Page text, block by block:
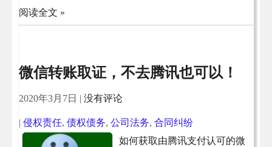
阅读全文 »
微信转账取证，不去腾讯也可以！
2020年3月7日 | 没有评论
| 侵权责任, 债权债务, 公司法务, 合同纠纷
如何获取由腾讯支付认可的微